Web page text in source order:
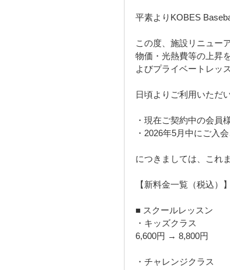
平素よりKOBES
この度、施設リニュー
物価・光熱費等の上昇
よびプライベートレッ
日頃よりご利用いただ
・現在ご契約中の会員
・2026年5月中にご入
につきましては、これ
【新料金一覧（税込）】
■ スクールレッスン
・キッズクラス
6,600円 → 8,800円
・チャレンジクラス